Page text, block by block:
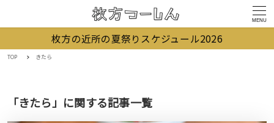
MENU
枚方の近所の夏祭りスケジュール2026
TOP きたら
「きたら」に関する記事一覧